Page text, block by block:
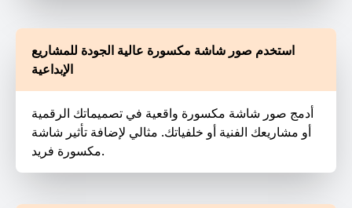
استخدم صور شاشة مكسورة عالية الجودة للمشاريع
الإبداعية
أدمج صور شاشة مكسورة واقعية في تصميماتك الرقمية
أو مشاريعك الفنية أو خلفياتك. مثالي لإضافة تأثير شاشة
مكسورة فريد.